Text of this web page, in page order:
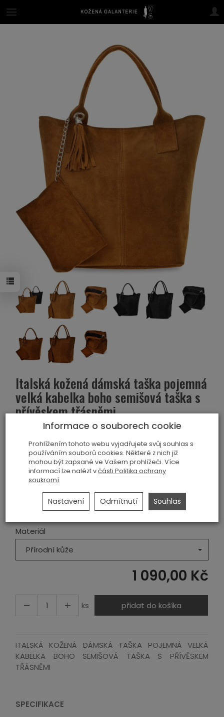
Italská kožená dámská taška pojemná
velká kabelka boho semišová taška s
přívěskem třásněmi
Sledovat produkt:
Kód:
5905054509286
Výrobce: VERA PELLE
Historie ceny
Materiál
Přírodní kůže
1 090,00 Kč
ks přidat do košíka
ITALSKÁ KOŽENÁ DÁMSKÁ TAŠKA POJEMNÁ VELKÁ
KABELKA BOHO SEMIŠOVÁ TAŠKA S PŘÍVĚSKEM
TŘÁSNĚMI
SPECIFIKACE
Informace o souborech cookie
Prohlížením tohoto webu vyjadřujete svůj souhlas s
používáním souborů cookies. Některé z nich již
mohou být zapsané ve Vašem prohlížeči. Více
informací lze nalézt včásti Politika ochrany
soukromí.
Nastavení Odmítnutí Souhlas